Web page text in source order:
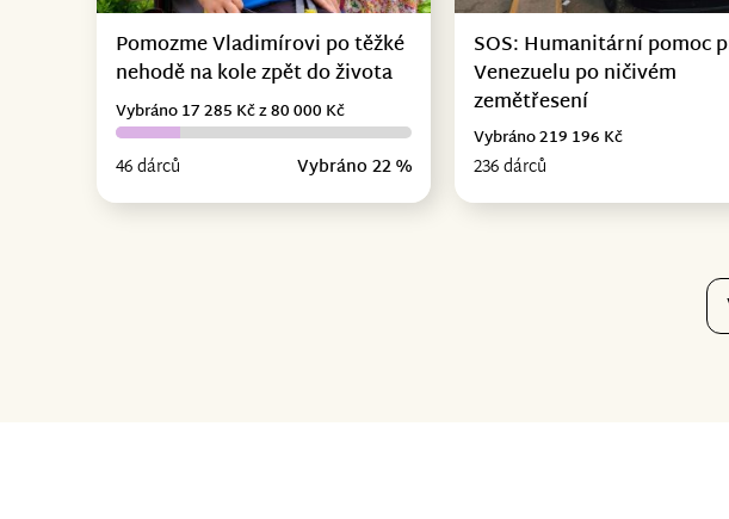
Pomozme Vladimírovi po těžké
nehodě na kole zpět do života
46 dárců Vybráno 22 %
Vybráno 17 285 Kč z 80 000 Kč
SOS: Humanitární pomoc
Venezuelu po ničivém
zemětřesení
236 dárců
Vybráno 219 196 Kč